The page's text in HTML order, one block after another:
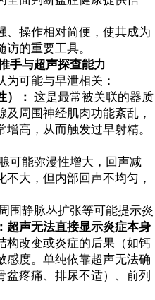
、操作相对简便，使其成为
的重要工具。
手与超声探查能力
可能与早泄相关：
）： 这是最常被关联的器质
周围神经肌肉功能紊乱，
高，从而触发过早射精。
可能弥漫性增大，回声减
大，但内部回声不均匀，
围静脉丛扩张等可能提示炎
超声无法直接显示炎症本身
构改变或炎症的后果（如钙
感度。单纯依靠超声无法确
疼痛、排尿不适）、前列